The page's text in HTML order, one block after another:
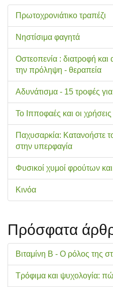
Πρωτοχρονιάτικο τραπέζι
Νηστίσιμα φαγητά
Οστεοπενία : διατροφή και
την πρόληψη - θεραπεία
Αδυνάτισμα - 15 τροφές
Το Ιπποφαές και οι
Παχυσαρκία: Κατανοήστε
στην υπερφαγία
Φυσικοί χυμοί φρούτων
Κινόα
Πρόσφατα
Βιταμίνη Β - Ο ρόλος της
Τρόφιμα και ψυχολογία: